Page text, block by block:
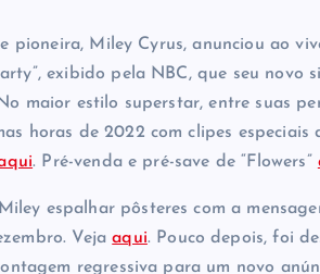
Miley Cyrus, anunciou ao
exibido pela NBC, que seu novo
maior estilo superstar, entre suas
horas de 2022 com clipes especiais
. Pré-venda e pré-save de “Flowers”
espalhar pôsteres com a
Vejaaqui. Pouco depois, foi
regressiva para um novo